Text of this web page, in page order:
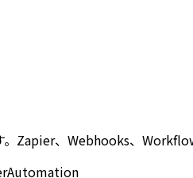
Zapier、Webhooks、
Automation